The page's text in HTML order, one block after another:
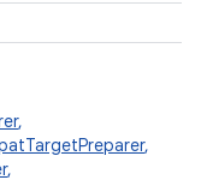
,
,
,